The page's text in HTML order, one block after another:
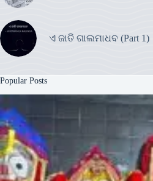
ଏ ଜାତି ଗାଲମାଧବ (Part 1)
Popular Posts